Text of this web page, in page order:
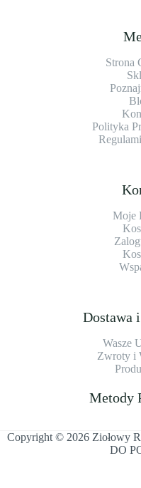
Strona
Polityka
Moje
Dostawa
Wasze
Zwroty i
Metody
Copyright © 2026 Ziołowy
DO